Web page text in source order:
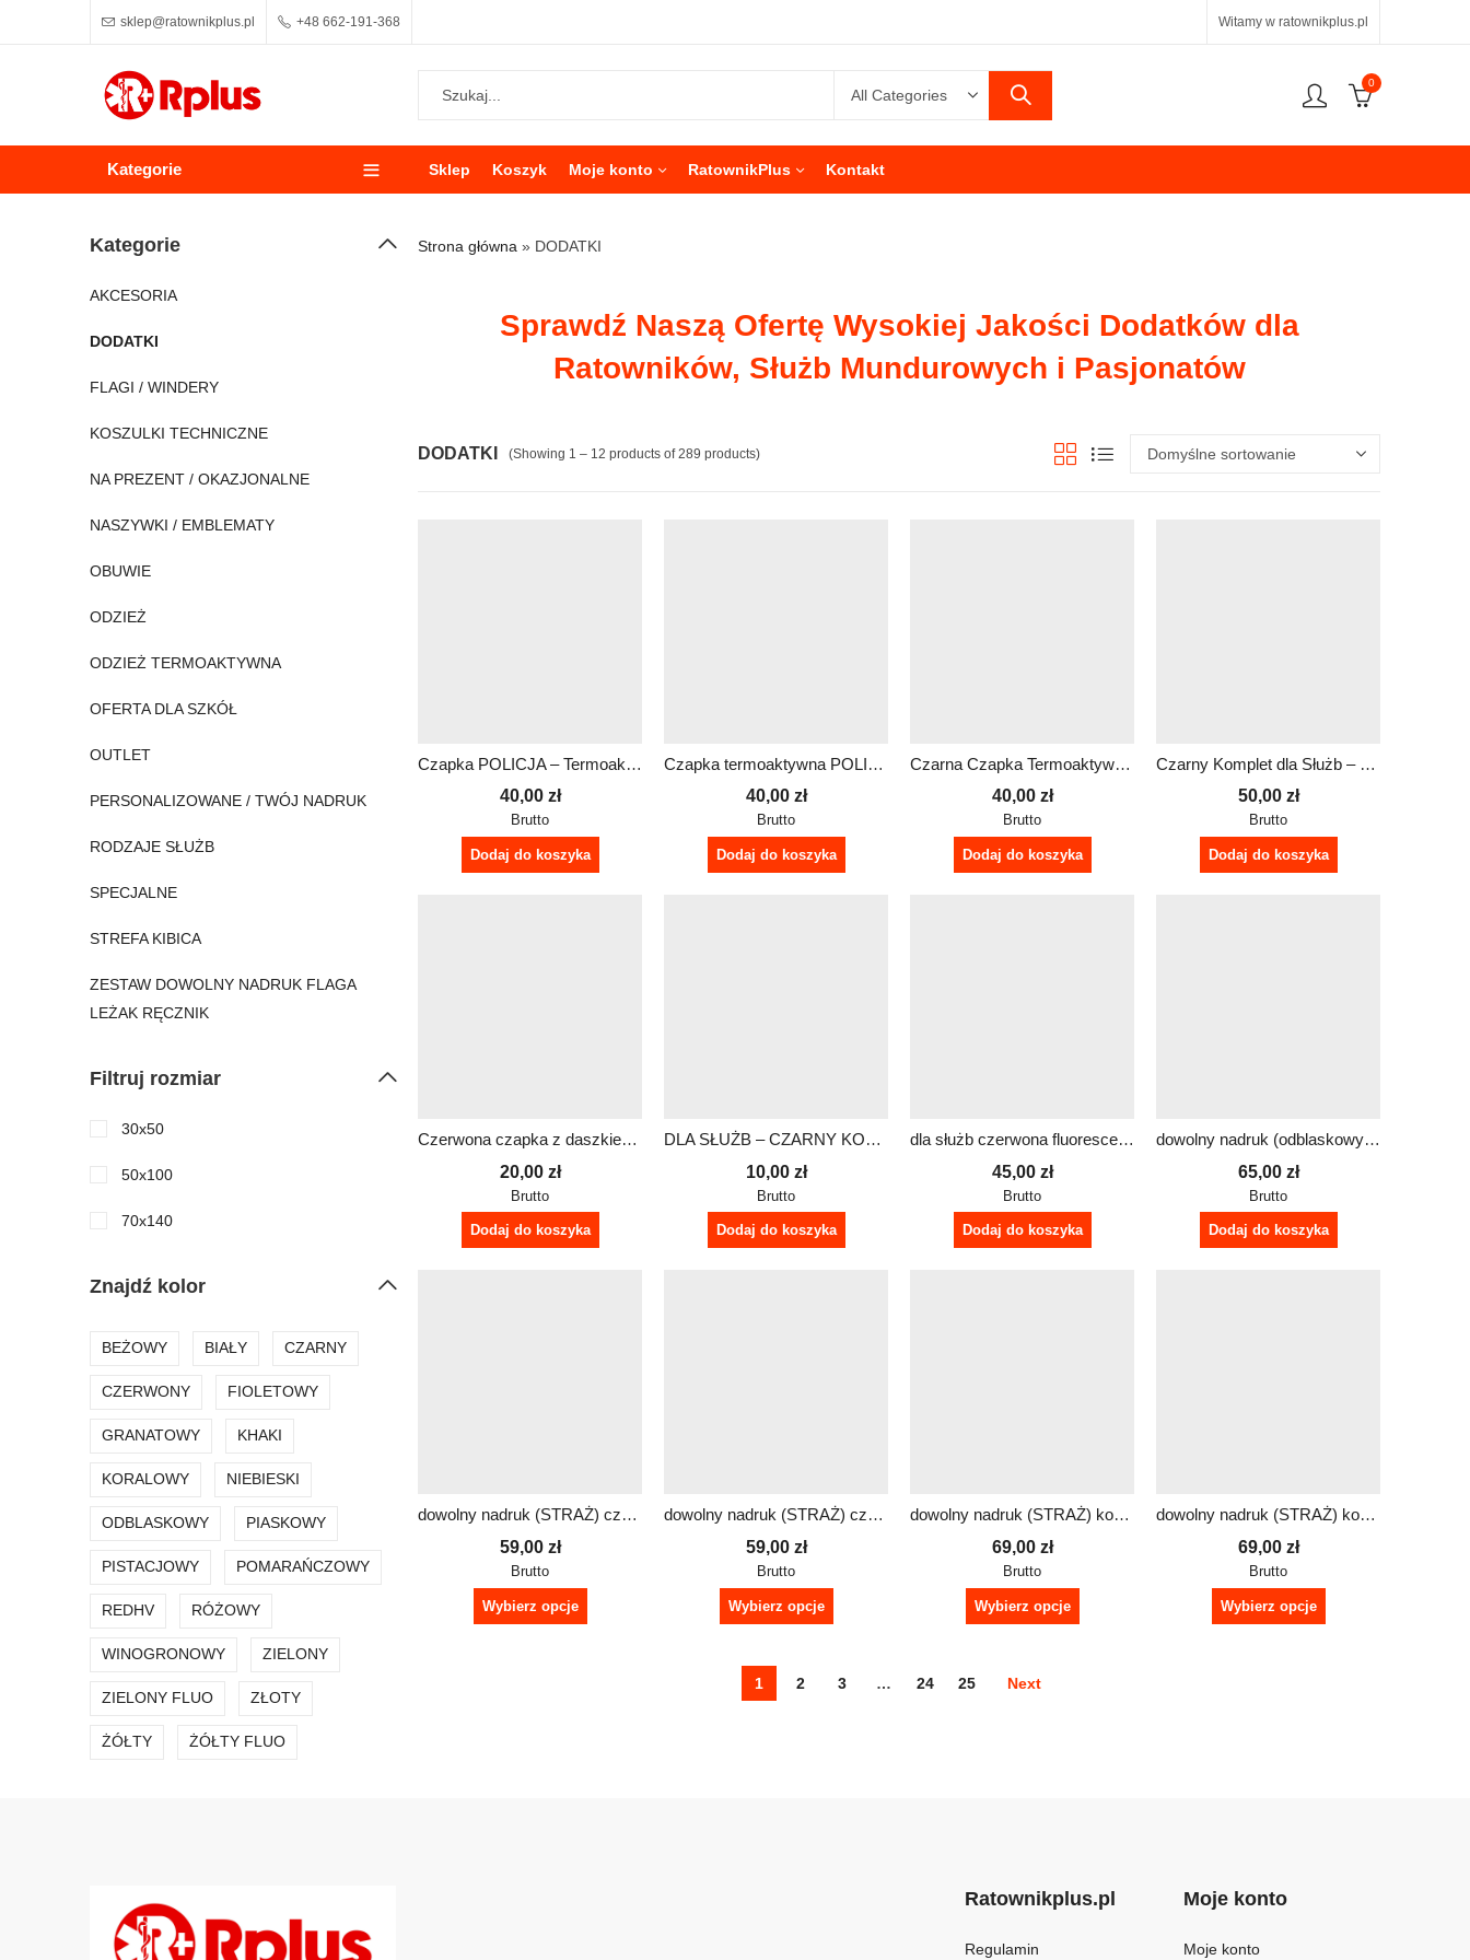
sklep@ratownikplus.pl +48 662-191-368 Witamy w ratownikplus.pl
0
Kategorie Sklep Koszyk Moje konto RatownikPlus Kontakt
Strona główna » DODATKI
Sprawdź Naszą Ofertę Wysokiej Jakości Dodatków dla
Ratowników, Służb Mundurowych i Pasjonatów
DODATKI (Showing 1 – 12 products of 289 products)
Czapka POLICJA – Termoaktywna z jonami srebra
40,00 zł
Brutto
Dodaj do koszyka
Czapka termoaktywna POLICJA
40,00 zł
Brutto
Dodaj do koszyka
Czarna Czapka Termoaktywna Robocza – Idealna dla Służb Mundurowych – Lekka i Ciepła
40,00 zł
Brutto
Dodaj do koszyka
Czarny Komplet dla Służb – Termoaktywna Czapka i Lekki Komin
50,00 zł
Brutto
Dodaj do koszyka
Czerwona czapka z daszkiem RATOWNIK – wentylowana, regulowana
20,00 zł
Brutto
Dodaj do koszyka
DLA SŁUŻB – CZARNY KOMIN
10,00 zł
Brutto
Dodaj do koszyka
dla służb czerwona fluorescencyjna czapka z daszkiem
45,00 zł
Brutto
Dodaj do koszyka
dowolny nadruk (odblaskowy) czerwona fluorescencyjna czapka z daszkiem
65,00 zł
Brutto
Dodaj do koszyka
dowolny nadruk (STRAŻ) czapka termoaktywna REFLEX
59,00 zł
Brutto
Wybierz opcje
dowolny nadruk (STRAŻ) czapka termoaktywna REFLEX
59,00 zł
Brutto
Wybierz opcje
dowolny nadruk (STRAŻ) komplet czapka termoaktywna komin REFLEX
69,00 zł
Brutto
Wybierz opcje
dowolny nadruk (STRAŻ) komplet czapka termoaktywna komin REFLEX
69,00 zł
Brutto
Wybierz opcje
1 2 3 … 24 25 Next
Kategorie
AKCESORIA
DODATKI
FLAGI / WINDERY
KOSZULKI TECHNICZNE
NA PREZENT / OKAZJONALNE
NASZYWKI / EMBLEMATY
OBUWIE
ODZIEŻ
ODZIEŻ TERMOAKTYWNA
OFERTA DLA SZKÓŁ
OUTLET
PERSONALIZOWANE / TWÓJ NADRUK
RODZAJE SŁUŻB
SPECJALNE
STREFA KIBICA
ZESTAW DOWOLNY NADRUK FLAGA
LEŻAK RĘCZNIK
Filtruj rozmiar
30x50
50x100
70x140
Znajdź kolor
BEŻOWY BIAŁY CZARNY
CZERWONY FIOLETOWY
GRANATOWY KHAKI
KORALOWY NIEBIESKI
ODBLASKOWY PIASKOWY
PISTACJOWY POMARAŃCZOWY
REDHV RÓŻOWY
WINOGRONOWY ZIELONY
ZIELONY FLUO ZŁOTY
ŻÓŁTY ŻÓŁTY FLUO
Ratownikplus.pl
Regulamin
Moje konto
Moje konto